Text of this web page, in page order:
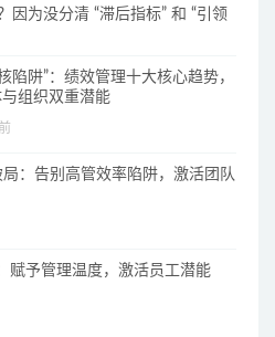
因为没分清 “滞后指标” 和 “引领
陷阱”：绩效管理十大核心趋势，
组织双重潜能
局：告别高管效率陷阱，激活团队
赋予管理温度，激活员工潜能